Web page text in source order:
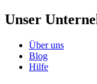
Unser
Über uns
Blog
Hilfe